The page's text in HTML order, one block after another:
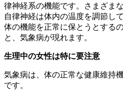
律神経系の機能です。さまざま
自律神経は体内の温度を調節し
体の機能を正常に保とうとする
と、気象病が現れます。
生理中の女性は特に要注意
気象病は、体の正常な健康維持
です。